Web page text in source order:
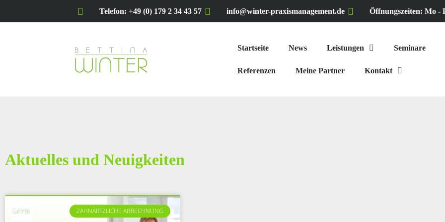
Telefon: +49 (0) 179 2 34 43 57 info@winter-praxismanagement.de Öffnungszeiten: Mo -
Startseite News Leistungen Seminare
Referenzen Meine Partner Kontakt
Aktuelles und Neuigkeiten
ZAHNÄRTZLICHE ABRECHNUNG